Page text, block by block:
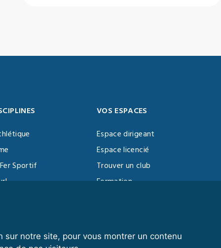
notre site, pour vous montrer un contenu
Sportif
VOS ESPACES
Espace dirigeant
Espace licencié
Trouver un club
Formation